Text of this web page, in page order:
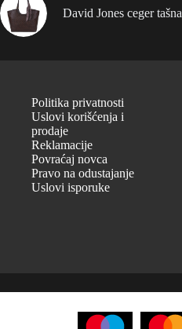
David Jones ceger tašna
Politika privatnosti
Uslovi korišćenja i
prodaje
Reklamacije
Povraćaj novca
Pravo na odustajanje
Uslovi isporuke